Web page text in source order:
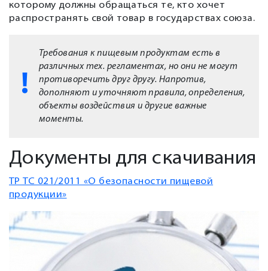
которому должны обращаться те, кто хочет
распространять свой товар в государствах союза.
Требования к пищевым продуктам есть в
различных тех. регламентах, но они не могут
противоречить друг другу. Напротив,
дополняют и уточняют правила, определения,
объекты воздействия и другие важные
моменты.
Документы для скачивания
ТР ТС 021/2011 «О безопасности пищевой
продукции»